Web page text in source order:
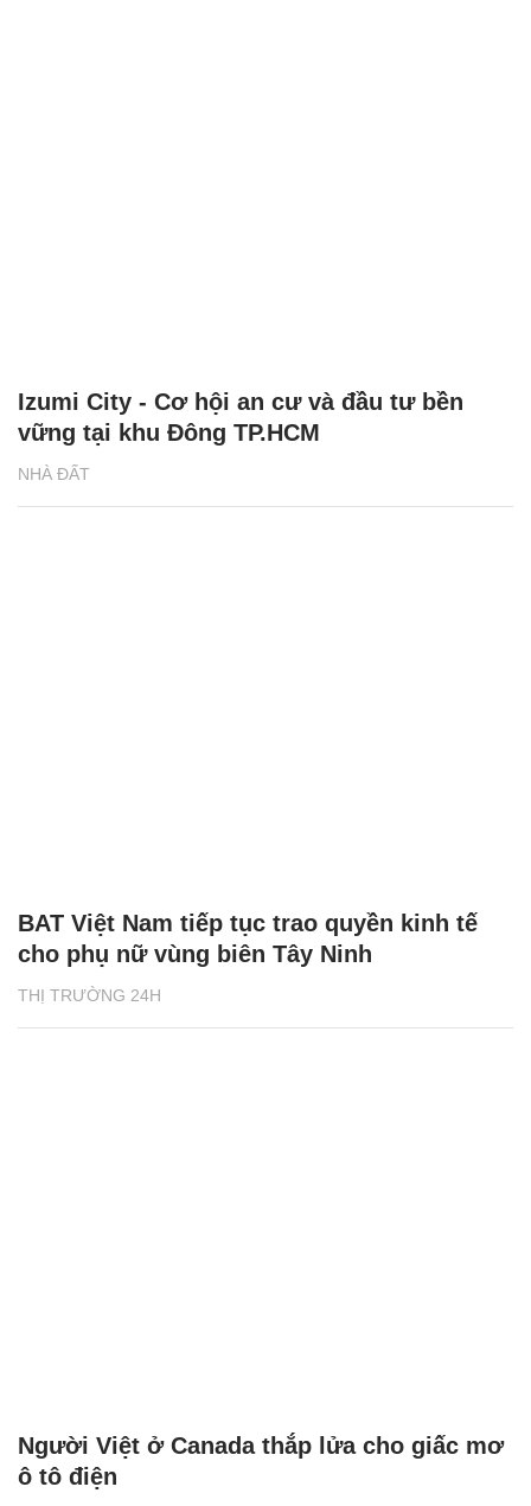
NHÀ ĐẤT
Izumi City - Cơ hội an cư và đầu tư bền
vững tại khu Đông TP.HCM
THỊ TRƯỜNG 24H
BAT Việt Nam tiếp tục trao quyền kinh tế
cho phụ nữ vùng biên Tây Ninh
Người Việt ở Canada thắp lửa cho giấc mơ
ô tô điện